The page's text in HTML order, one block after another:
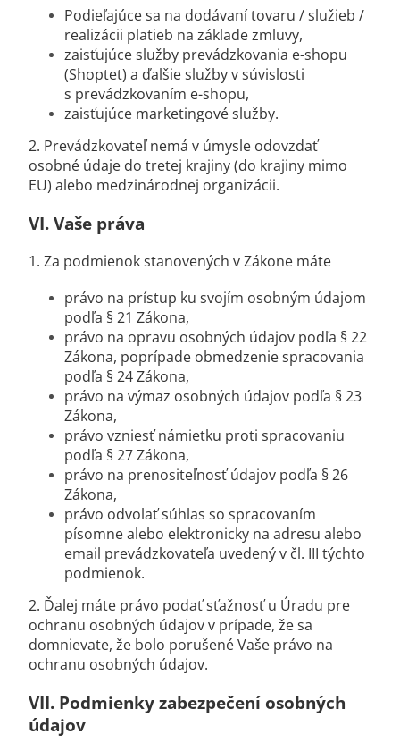
Podieľajúce sa na dodávaní tovaru / služieb /
realizácii platieb na základe zmluvy,
zaisťujúce služby prevádzkovania e-shopu
(Shoptet) a ďalšie služby v súvislosti
s prevádzkovaním e-shopu,
zaisťujúce marketingové služby.
2. Prevádzkovateľ nemá v úmysle odovzdať
osobné údaje do tretej krajiny (do krajiny mimo
EU) alebo medzinárodnej organizácii.
VI.Vaše práva
1. Za podmienok stanovených v Zákone máte
právo na prístup ku svojím osobným údajom
podľa § 21 Zákona,
právo na opravu osobných údajov podľa § 22
Zákona, poprípade obmedzenie spracovania
podľa § 24 Zákona,
právo na výmaz osobných údajov podľa § 23
Zákona,
právo vzniesť námietku proti spracovaniu
podľa § 27 Zákona,
právo na prenositeľnosť údajov podľa § 26
Zákona,
právo odvolať súhlas so spracovaním
písomne alebo elektronicky na adresu alebo
email prevádzkovateľa uvedený v čl. III týchto
podmienok.
2. Ďalej máte právo podať sťažnosť u Úradu pre
ochranu osobných údajov v prípade, že sa
domnievate, že bolo porušené Vaše právo na
ochranu osobných údajov.
VII. Podmienky zabezpečení osobných
údajov